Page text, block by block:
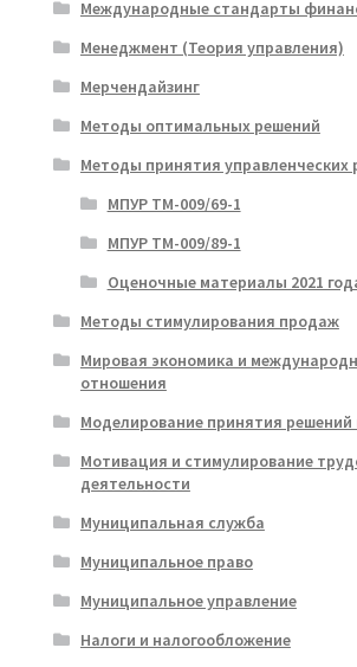
Международные стандарты
Менеджмент (Теория управления)
Мерчендайзинг
Методы оптимальных решений
Методы принятия управленческих
МПУР ТМ-009/69-1
МПУР ТМ-009/89-1
Оценочные материалы 2021
Методы стимулирования продаж
Мировая экономика и
отношения
Моделирование принятия решений
Мотивация и стимулирование
деятельности
Муниципальная служба
Муниципальное право
Муниципальное управление
Налоги и налогообложение